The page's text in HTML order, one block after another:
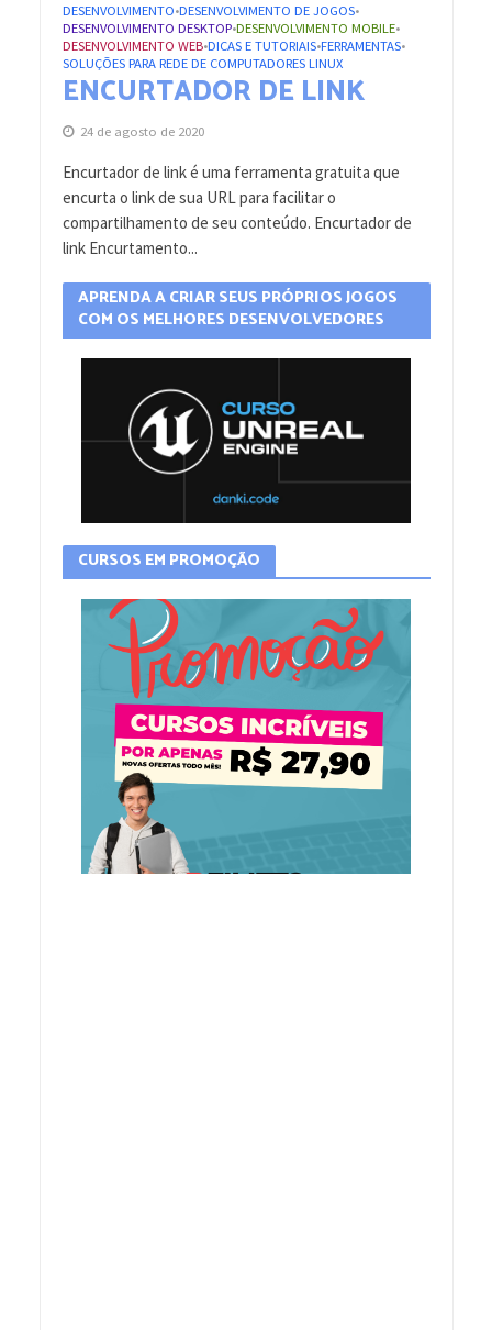
DESENVOLVIMENTO•DESENVOLVIMENTO DE JOGOS•
DESENVOLVIMENTO DESKTOP•DESENVOLVIMENTO MOBILE•
DESENVOLVIMENTO WEB•DICAS E TUTORIAIS•FERRAMENTAS•
SOLUÇÕES PARA REDE DE COMPUTADORES LINUX
ENCURTADOR DE LINK
24 de agosto de 2020
Encurtador de link é uma ferramenta gratuita que
encurta o link de sua URL para facilitar o
compartilhamento de seu conteúdo. Encurtador de
link Encurtamento...
APRENDA A CRIAR SEUS PRÓPRIOS JOGOS
COM OS MELHORES DESENVOLVEDORES
CURSOS EM PROMOÇÃO